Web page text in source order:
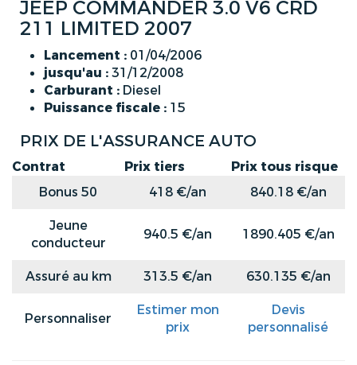
JEEP COMMANDER 3.0 V6 CRD
211 LIMITED 2007
Lancement : 01/04/2006
jusqu'au :31/12/2008
Carburant : Diesel
Puissance fiscale : 15
PRIX DE L'ASSURANCE AUTO
Contrat Prix tiers
Prix tous risque
Bonus 50
418 €/an
840.18 €/an
Jeune
conducteur
940.5 €/an 1890.405 €/an
Assuré au km 313.5 €/an 630.135 €/an
Personnaliser
Estimer mon
prix
Devis
personnalisé